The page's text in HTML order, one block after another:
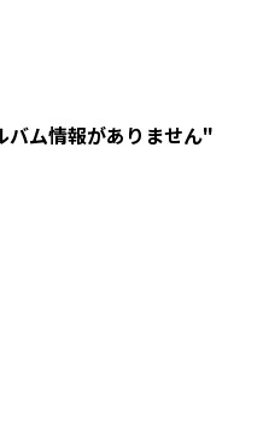
バム情報がありません"